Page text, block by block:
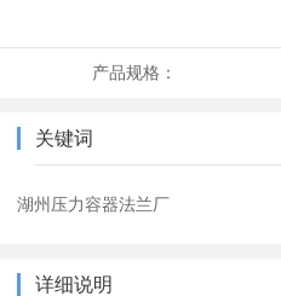
产品规格：
关键词
湖州压力容器法兰厂
详细说明